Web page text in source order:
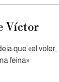
Víctor
que «el voler,
feina»